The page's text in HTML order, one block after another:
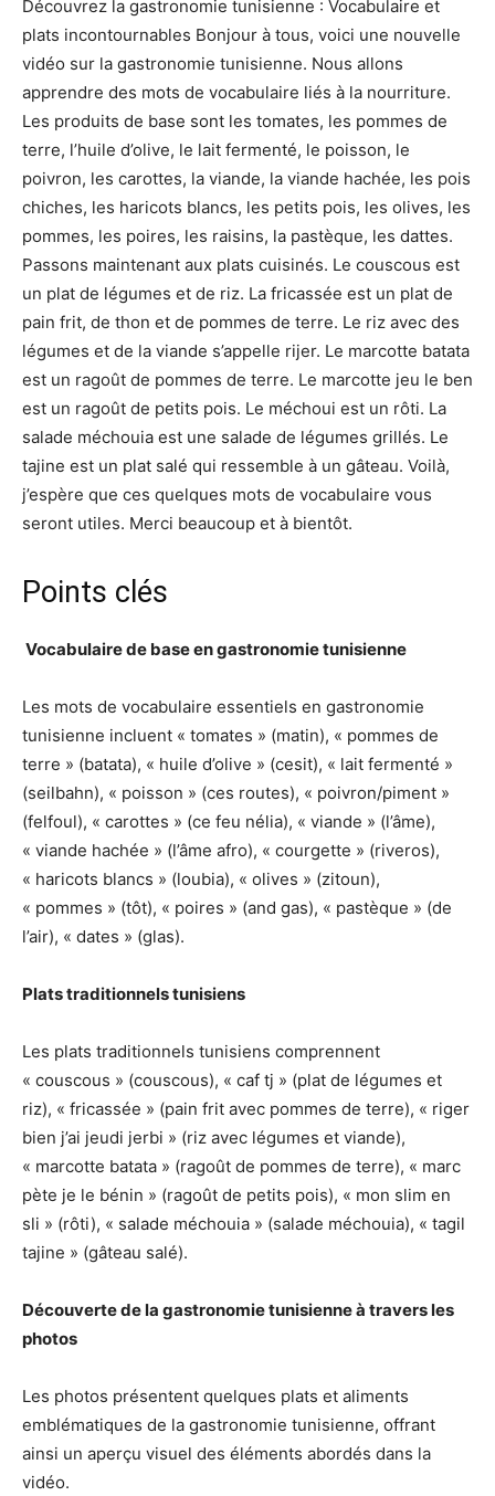
Découvrez la gastronomie tunisienne : Vocabulaire et
plats incontournables Bonjour à tous, voici une nouvelle
vidéo sur la gastronomie tunisienne. Nous allons
apprendre des mots de vocabulaire liés à la nourriture.
Les produits de base sont les tomates, les pommes de
terre, l’huile d’olive, le lait fermenté, le poisson, le
poivron, les carottes, la viande, la viande hachée, les pois
chiches, les haricots blancs, les petits pois, les olives, les
pommes, les poires, les raisins, la pastèque, les dattes.
Passons maintenant aux plats cuisinés. Le couscous est
un plat de légumes et de riz. La fricassée est un plat de
pain frit, de thon et de pommes de terre. Le riz avec des
légumes et de la viande s’appelle rijer. Le marcotte batata
est un ragoût de pommes de terre. Le marcotte jeu le ben
est un ragoût de petits pois. Le méchoui est un rôti. La
salade méchouia est une salade de légumes grillés. Le
tajine est un plat salé qui ressemble à un gâteau. Voilà,
j’espère que ces quelques mots de vocabulaire vous
seront utiles. Merci beaucoup et à bientôt.
Points clés
️ Vocabulaire de base en gastronomie tunisienne
Les mots de vocabulaire essentiels en gastronomie
tunisienne incluent « tomates » (matin), « pommes de
terre » (batata), « huile d’olive » (cesit), « lait fermenté »
(seilbahn), « poisson » (ces routes), « poivron/piment »
(felfoul), « carottes » (ce feu nélia), « viande » (l’âme),
« viande hachée » (l’âme afro), « courgette » (riveros),
« haricots blancs » (loubia), « olives » (zitoun),
« pommes » (tôt), « poires » (and gas), « pastèque » (de
l’air), « dates » (glas).
Plats traditionnels tunisiens
Les plats traditionnels tunisiens comprennent
« couscous » (couscous), « caf tj » (plat de légumes et
riz), « fricassée » (pain frit avec pommes de terre), « riger
bien j’ai jeudi jerbi » (riz avec légumes et viande),
« marcotte batata » (ragoût de pommes de terre), « marc
pète je le bénin » (ragoût de petits pois), « mon slim en
sli » (rôti), « salade méchouia » (salade méchouia), « tagil
tajine » (gâteau salé).
Découverte de la gastronomie tunisienne à travers les
photos
Les photos présentent quelques plats et aliments
emblématiques de la gastronomie tunisienne, offrant
ainsi un aperçu visuel des éléments abordés dans la
vidéo.